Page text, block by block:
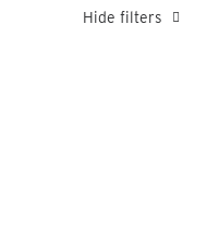
Hide filters